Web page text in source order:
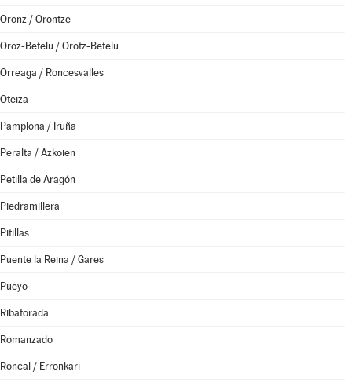
Oronz / Orontze
Oroz-Betelu / Orotz-Betelu
Orreaga / Roncesvalles
Oteiza
Pamplona / Iruña
Peralta / Azkoien
Petilla de Aragón
Piedramillera
Pitillas
Puente la Reina / Gares
Pueyo
Ribaforada
Romanzado
Roncal / Erronkari